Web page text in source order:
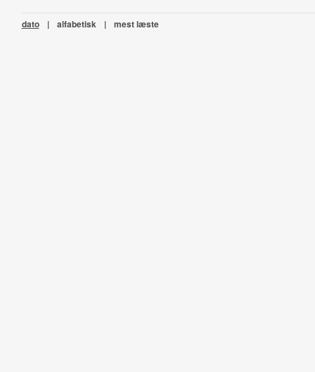
dato | alfabetisk | mest læste